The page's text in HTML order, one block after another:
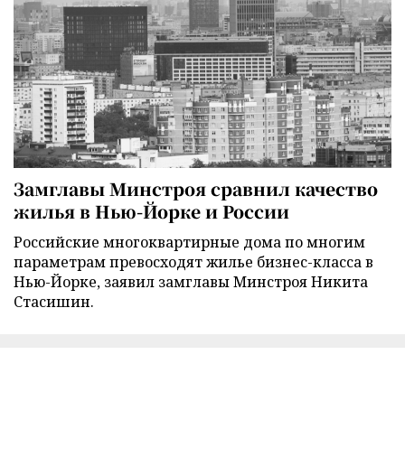
Замглавы Минстроя сравнил качество
жилья в Нью-Йорке и России
Российские многоквартирные дома по многим
параметрам превосходят жилье бизнес-класса в
Нью-Йорке, заявил замглавы Минстроя Никита
Стасишин.